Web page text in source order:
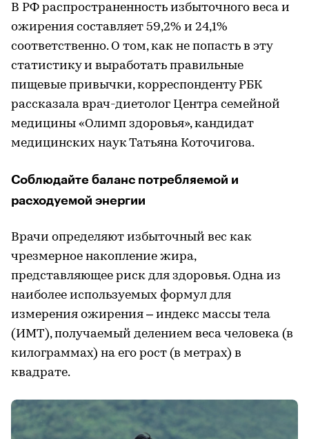
В РФ распространенность избыточного веса и
ожирения составляет 59,2% и 24,1%
соответственно. О том, как не попасть в эту
статистику и выработать правильные
пищевые привычки, корреспонденту РБК
рассказала врач-диетолог Центра семейной
медицины «Олимп здоровья», кандидат
медицинских наук Татьяна Коточигова.
Соблюдайте баланс потребляемой и
расходуемой энергии
Врачи определяют избыточный вес как
чрезмерное накопление жира,
представляющее риск для здоровья. Одна из
наиболее используемых формул для
измерения ожирения – индекс массы тела
(ИМТ), получаемый делением веса человека (в
килограммах) на его рост (в метрах) в
квадрате.